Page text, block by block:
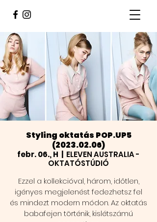
Styling oktatás POP.UP5
(2023.02.06)
febr. 06., H
ELEVEN AUSTRALIA -
OKTATÓSTÚDIÓ
Ezzel a kollekcióval, három, időtlen,
igényes megjelenést fedezhetsz fel
és mindezt modern módon. Az oktatás
babafejen történik, kislétszámú